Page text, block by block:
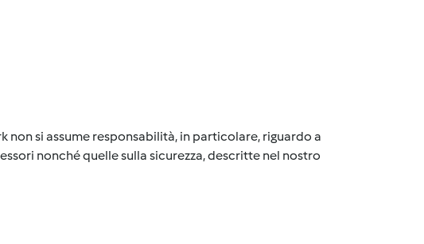
si assume responsabilità, in particolare, riguardo a
nonché quelle sulla sicurezza, descritte nel nostro